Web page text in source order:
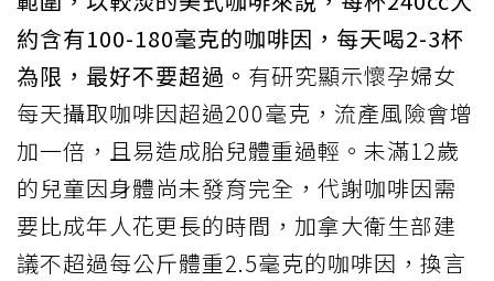
約含有100-180毫克的咖啡因，每天喝2-3杯
為限，最好不要超過。 有研究顯示懷孕婦女
每天攝取咖啡因超過200毫克，流產風險會增
加一倍，且易造成胎兒體重過輕。未滿12歲
的兒童因身體尚未發育完全，代謝咖啡因需
要比成年人花更長的時間，加拿大衛生部建
議不超過每公斤體重2.5毫克的咖啡因，換言